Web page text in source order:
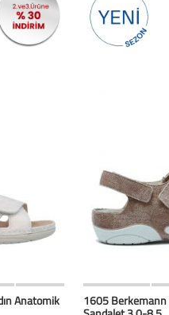
Favorilerim
Anatomik HIZLI BAK
1605 Berkemann